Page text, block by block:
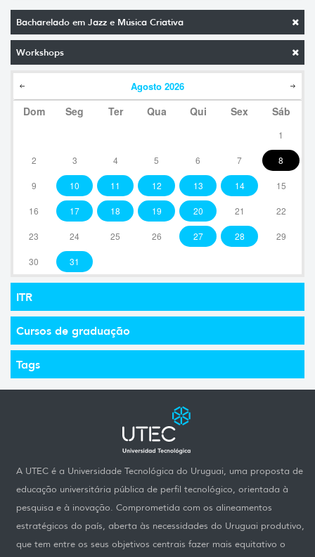
Bacharelado em Jazz e Música Criativa
Workshops
Agosto 2026
Dom Seg Ter Qua Qui Sex Sáb
1
2 3 4 5 6 7 8
9 10 11 12 13 14 15
16 17 18 19 20 21 22
23 24 25 26 27 28 29
30 31
ITR
Cursos de graduação
Tags
A UTEC é a Universidade Tecnológica do Uruguai, uma proposta de
educação universitária pública de perfil tecnológico, orientada à
pesquisa e à inovação. Comprometida com os alineamentos
estratégicos do país, aberta às necessidades do Uruguai produtivo,
que tem entre os seus objetivos centrais fazer mais equitativo o